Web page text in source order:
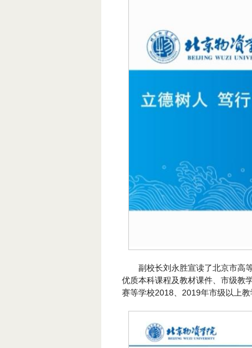
副校长刘永胜宣读了北京市高
优质本科课程及教材课件、市级教
赛等学校2018、2019年市级以上教